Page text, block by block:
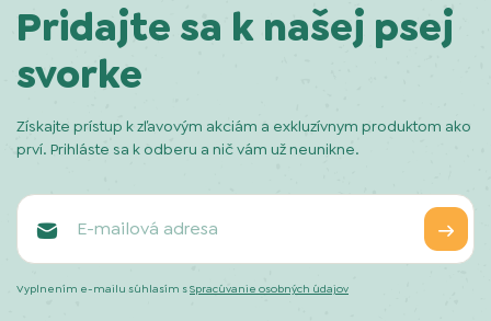
Pridajte sa k našej psej
svorke
Získajte prístup k zľavovým akciám a exkluzívnym produktom ako
prví. Prihláste sa k odberu a nič vám už neunikne.
Vyplnením e-mailu súhlasím sSpracúvanie osobných údajov